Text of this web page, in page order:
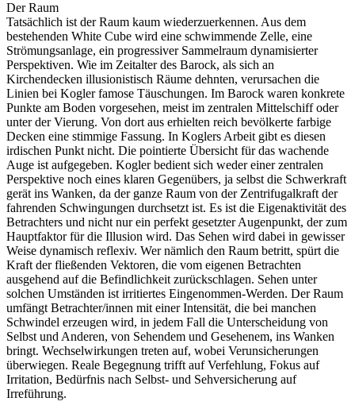
Der Raum
Tatsächlich ist der Raum kaum wiederzuerkennen. Aus dem
bestehenden White Cube wird eine schwimmende Zelle, eine
Strömungsanlage, ein progressiver Sammelraum dynamisierter
Perspektiven. Wie im Zeitalter des Barock, als sich an
Kirchendecken illusionistisch Räume dehnten, verursachen die
Linien bei Kogler famose Täuschungen. Im Barock waren konkrete
Punkte am Boden vorgesehen, meist im zentralen Mittelschiff oder
unter der Vierung. Von dort aus erhielten reich bevölkerte farbige
Decken eine stimmige Fassung. In Koglers Arbeit gibt es diesen
irdischen Punkt nicht. Die pointierte Übersicht für das wachende
Auge ist aufgegeben. Kogler bedient sich weder einer zentralen
Perspektive noch eines klaren Gegenübers, ja selbst die Schwerkraft
gerät ins Wanken, da der ganze Raum von der Zentrifugalkraft der
fahrenden Schwingungen durchsetzt ist. Es ist die Eigenaktivität des
Betrachters und nicht nur ein perfekt gesetzter Augenpunkt, der zum
Hauptfaktor für die Illusion wird. Das Sehen wird dabei in gewisser
Weise dynamisch reflexiv. Wer nämlich den Raum betritt, spürt die
Kraft der fließenden Vektoren, die vom eigenen Betrachten
ausgehend auf die Befindlichkeit zurückschlagen. Sehen unter
solchen Umständen ist irritiertes Eingenommen-Werden. Der Raum
umfängt Betrachter/innen mit einer Intensität, die bei manchen
Schwindel erzeugen wird, in jedem Fall die Unterscheidung von
Selbst und Anderen, von Sehendem und Gesehenem, ins Wanken
bringt. Wechselwirkungen treten auf, wobei Verunsicherungen
überwiegen. Reale Begegnung trifft auf Verfehlung, Fokus auf
Irritation, Bedürfnis nach Selbst- und Sehversicherung auf
Irreführung.